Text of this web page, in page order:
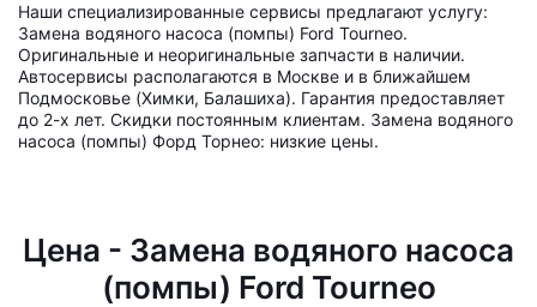
Наши специализированные сервисы предлагают услугу:
Замена водяного насоса (помпы) Ford Tourneo.
Оригинальные и неоригинальные запчасти в наличии.
Автосервисы располагаются в Москве и в ближайшем
Подмосковье (Химки, Балашиха). Гарантия предоставляет
до 2-х лет. Скидки постоянным клиентам. Замена водяного
насоса (помпы) Форд Торнео: низкие цены.
Цена - Замена водяного насоса
(помпы) Ford Tourneo